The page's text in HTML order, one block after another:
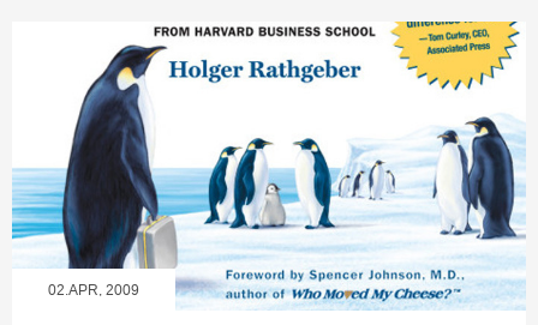
02.APR, 2009